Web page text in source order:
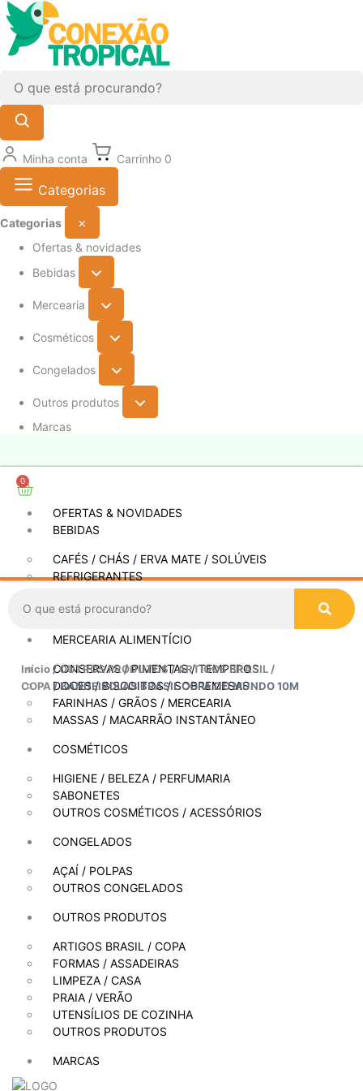
Minha conta Carrinho 0
Categorias
Categorias ×
Ofertas & novidades
Bebidas
Mercearia
Cosméticos
Congelados
Outros produtos
Marcas
0
OFERTAS & NOVIDADES
BEBIDAS
CAFÉS / CHÁS / ERVA MATE / SOLÚVEIS
REFRIGERANTES
OUTRAS BEBIDAS
MERCEARIA ALIMENTÍCIO
CONSERVAS / PIMENTAS / TEMPEROS
DOCES / BISCOITOS / SOBREMESAS
FARINHAS / GRÃOS / MERCEARIA
MASSAS / MACARRÃO INSTANTÂNEO
COSMÉTICOS
HIGIENE / BELEZA / PERFUMARIA
SABONETES
OUTROS COSMÉTICOS / ACESSÓRIOS
CONGELADOS
AÇAÍ / POLPAS
OUTROS CONGELADOS
OUTROS PRODUTOS
ARTIGOS BRASIL / COPA
FORMAS / ASSADEIRAS
LIMPEZA / CASA
PRAIA / VERÃO
UTENSÍLIOS DE COZINHA
OUTROS PRODUTOS
MARCAS
Início/OUTROS PRODUTOS/ARTIGOS BRASIL /
COPA / BANDEIROLAS BRASIL COPA DO MUNDO 10M